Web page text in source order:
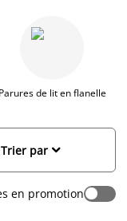
Plus qu'un atout
comme un critère
Parures de lit en flanelle

Trier par
en promotion